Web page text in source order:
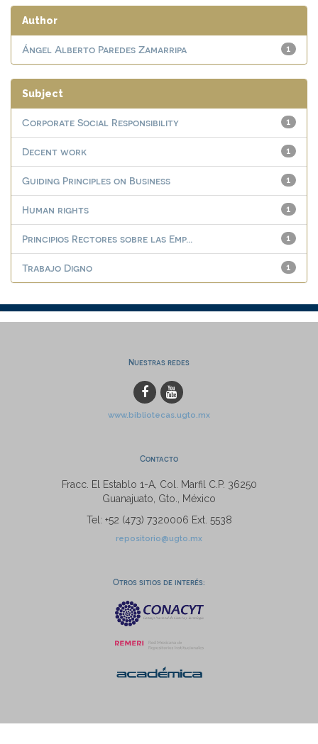
Author
1
Ángel Alberto Paredes Zamarripa
Subject
1
Corporate Social Responsibility
1
Decent work
1
Guiding Principles on Business
1
Human rights
1
Principios Rectores sobre las Emp...
1
Trabajo Digno
Nuestras redes
www.bibliotecas.ugto.mx
Contacto
Fracc. El Establo 1-A, Col. Marfil C.P. 36250
Guanajuato, Gto., México
Tel: +52 (473) 7320006 Ext. 5538
repositorio@ugto.mx
Otros sitios de interés: